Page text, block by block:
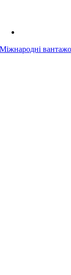
Міжнародні